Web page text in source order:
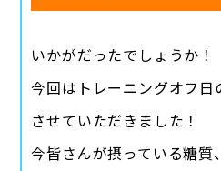
いかがだったでしょうか！
今回はトレーニングオフ
させていただきました！
今皆さんが摂っている糖質